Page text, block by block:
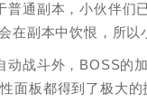
普通副本，小伙伴们
在副本中饮恨，所以
动战斗外，BOSS的
面板都得到了极大